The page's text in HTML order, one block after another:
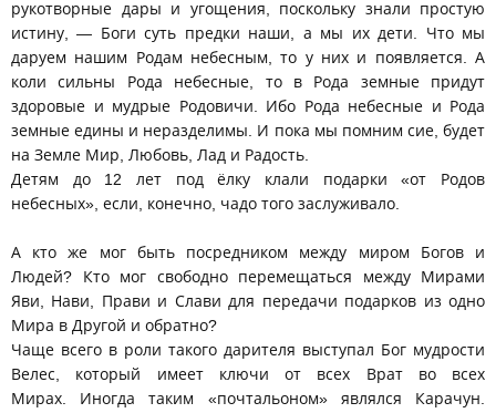
рукотворные дары и угощения, поскольку знали простую
истину, — Боги суть предки наши, а мы их дети. Что мы
даруем нашим Родам небесным, то у них и появляется. А
коли сильны Рода небесные, то в Рода земные придут
здоровые и мудрые Родовичи. Ибо Рода небесные и Рода
земные едины и неразделимы. И пока мы помним сие, будет
на Земле Мир, Любовь, Лад и Радость.
Детям до 12 лет под ёлку клали подарки «от Родов
небесных», если, конечно, чадо того заслуживало.
А кто же мог быть посредником между миром Богов и
Людей? Кто мог свободно перемещаться между Мирами
Яви, Нави, Прави и Слави для передачи подарков из одно
Мира в Другой и обратно?
Чаще всего в роли такого дарителя выступал Бог мудрости
Велес, который имеет ключи от всех Врат во всех
Мирах. Иногда таким «почтальоном» являлся Карачун.